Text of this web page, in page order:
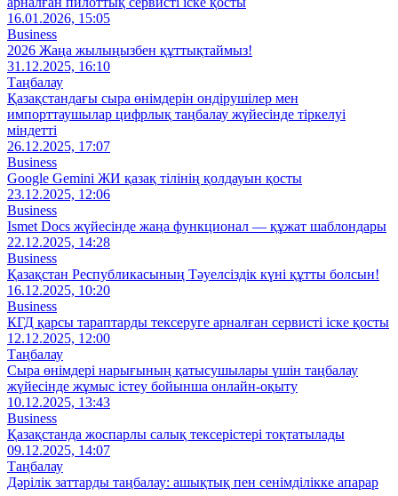
16.01.2026, 15:05
Business
2026 Жаңа жылыңызбен құттықтаймыз!
31.12.2025, 16:10
Таңбалау
Қазақстандағы сыра өнімдерін ондірушілер мен
импорттаушылар цифрлық таңбалау жүйесінде тіркелуі
міндетті
26.12.2025, 17:07
Business
Google Gemini ЖИ қазақ тілінің қолдауын қосты
23.12.2025, 12:06
Business
Ismet Docs жүйесінде жаңа функционал — құжат шаблондары
22.12.2025, 14:28
Business
Қазақстан Республикасының Тәуелсіздік күні құтты болсын!
16.12.2025, 10:20
Business
КГД қарсы тараптарды тексеруге арналған сервисті іске қосты
12.12.2025, 12:00
Таңбалау
Сыра өнімдері нарығының қатысушылары үшін таңбалау
жүйесінде жұмыс істеу бойынша онлайн-оқыту
10.12.2025, 13:43
Business
Қазақстанда жоспарлы салық тексерістері тоқтатылады
09.12.2025, 14:07
Таңбалау
Дәрілік заттарды таңбалау: ашықтық пен сенімділікке апарар